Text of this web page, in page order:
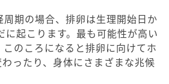
期の場合、排卵は生理開始日か
に起こります。最も可能性が高い
のころになると排卵に向けてホ
ったり、身体にさまざまな兆候